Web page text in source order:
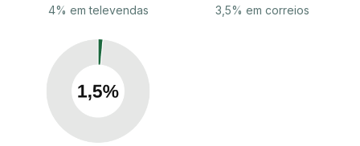
4% em televendas 3,5% em correios